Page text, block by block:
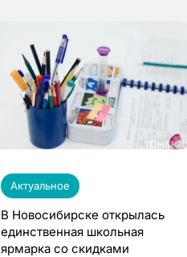
Актуальное
В Новосибирске открылась
единственная школьная
ярмарка со скидками